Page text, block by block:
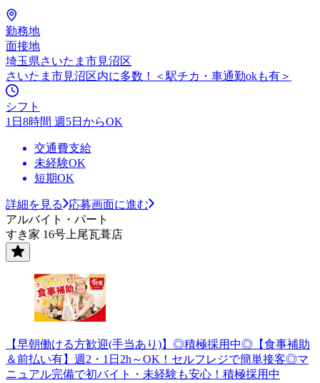
勤務地
面接地
埼玉県さいたま市見沼区
さいたま市見沼区内に多数！＜駅チカ・車通勤okも有＞
シフト
1日8時間 週5日からOK
交通費支給
未経験OK
短期OK
詳細を見る
応募画面に進む
アルバイト・パート
すき家 16号上尾瓦葺店
【早朝働ける方歓迎(手当あり)】◎積極採用中◎【食事補助
＆前払い有】週2・1日2h～OK！セルフレジで簡単接客◎マ
ニュアル完備で初バイト・未経験も安心！積極採用中